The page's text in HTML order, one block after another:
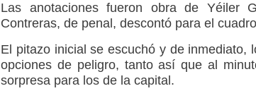
Las anotaciones fueron obra de Yéiler
Contreras, de penal, descontó para el cuadro
El pitazo inicial se escuchó y de inmediato,
opciones de peligro, tanto así que al
sorpresa para los de la capital.